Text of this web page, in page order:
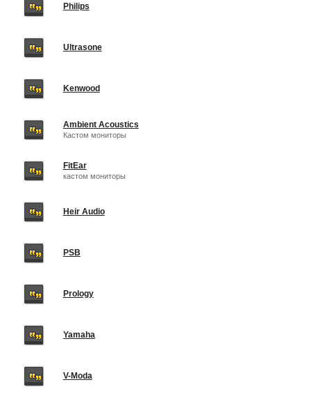
Philips
Ultrasone
Kenwood
Ambient Acoustics
Кастом мониторы
FitEar
кастом мониторы
Heir Audio
PSB
Prology
Yamaha
V-Moda